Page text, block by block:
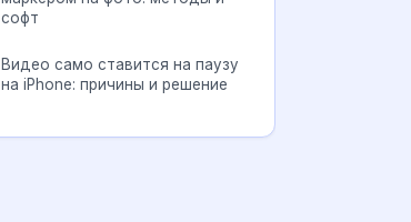
софт
Видео само ставится на паузу
на iPhone: причины и решение